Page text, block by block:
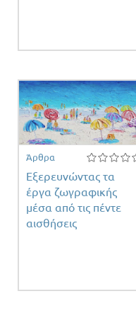
Άρθρα
Eξερευνώντας τα
έργα ζωγραφικής
μέσα από τις πέντε
αισθήσεις